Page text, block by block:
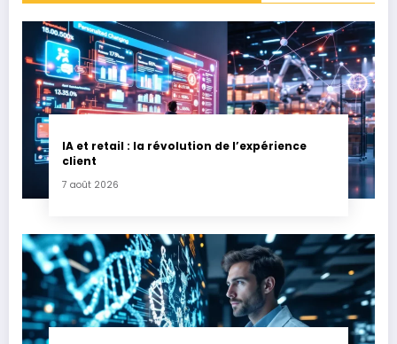
IA et retail : la révolution de l’expérience
client
7 août 2026